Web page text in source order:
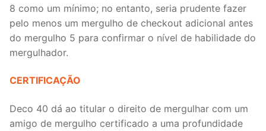
8 como um mínimo; no entanto, seria prudente fazer
pelo menos um mergulho de checkout adicional antes
do mergulho 5 para confirmar o nível de habilidade do
mergulhador.
CERTIFICAÇÃO
Deco 40 dá ao titular o direito de mergulhar com um
amigo de mergulho certificado a uma profundidade